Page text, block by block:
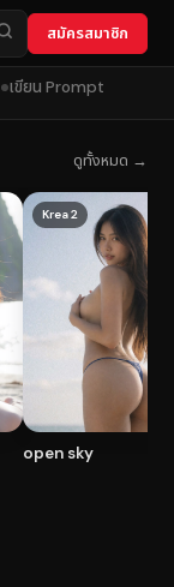
สมัครสมาชิก
เขียน Prompt
ดูทั้งหมด →
Krea 2
open sky